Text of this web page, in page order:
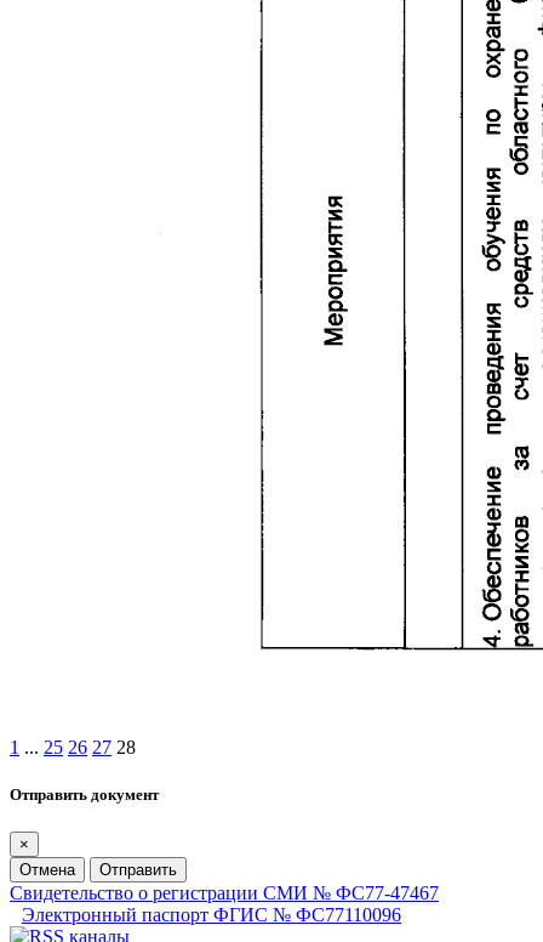
1 ... 25 26 27 28
Отправить документ
×
Отмена
Отправить
Свидетельство о регистрации СМИ № ФС77-47467
Электронный паспорт ФГИС № ФС77110096